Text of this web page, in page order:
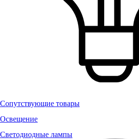
Сопутствующие товары
Освещение
Светодиодные лампы